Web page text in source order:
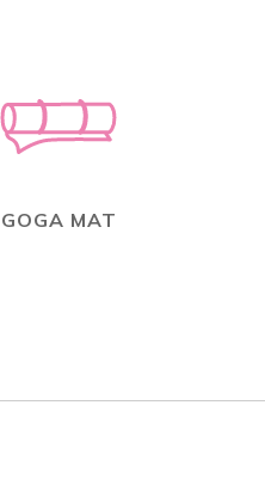
GOGA MAT